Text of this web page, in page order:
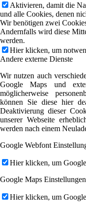
Aktivieren, damit die
und alle Cookies, denen
Wir benötigen zwei
Andernfalls wird diese
werden.
Hier klicken, um
Andere externe Dienste
Wir nutzen auch
Google Maps und
möglicherweise
können Sie diese hier
Deaktivierung dieser
unserer Webseite
werden nach einem
Google Webfont
Hier klicken, um
Google Maps
Hier klicken, um